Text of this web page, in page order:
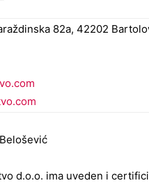
82a, 42202
d.o.o. ima uveden i